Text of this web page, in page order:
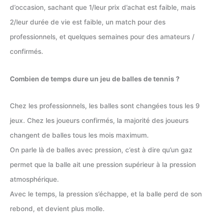
d’occasion, sachant que 1/leur prix d’achat est faible, mais
2/leur durée de vie est faible, un match pour des
professionnels, et quelques semaines pour des amateurs /
confirmés.
Combien de temps dure un jeu de balles de tennis ?
Chez les professionnels, les balles sont changées tous les 9
jeux. Chez les joueurs confirmés, la majorité des joueurs
changent de balles tous les mois maximum.
On parle là de balles avec pression, c’est à dire qu’un gaz
permet que la balle ait une pression supérieur à la pression
atmosphérique.
Avec le temps, la pression s’échappe, et la balle perd de son
rebond, et devient plus molle.